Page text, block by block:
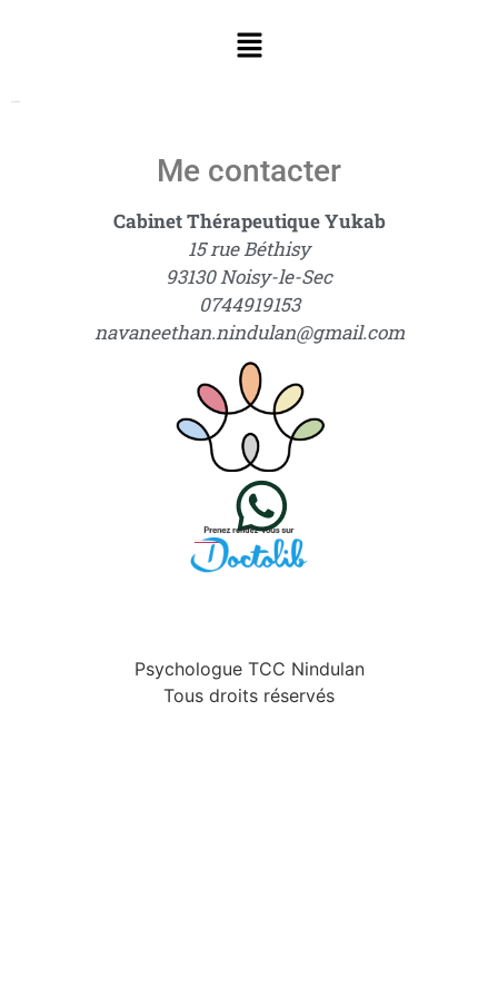
Me contacter
CabinetThérapeutiqueYukab
15 rueBéthisy
93130 Noisy-le-Sec
0744919153
navaneethan.nindulan@gmail.com
Psychologue TCC Nindulan
Tous droits réservés